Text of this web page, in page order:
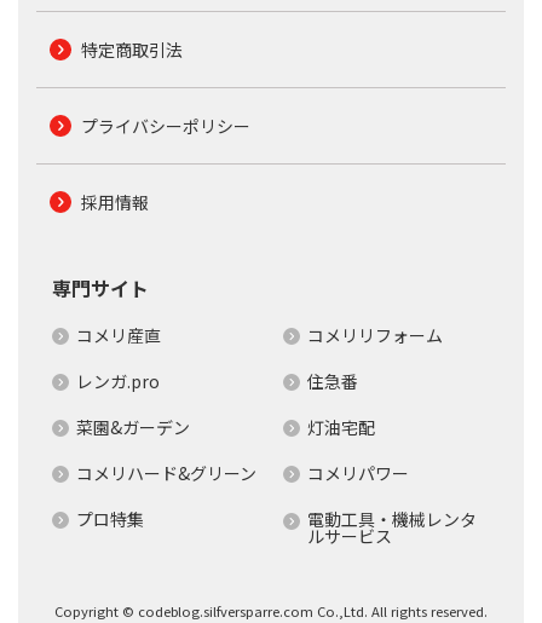
特定商取引法
プライバシーポリシー
採用情報
専門サイト
コメリ産直
コメリリフォーム
レンガ.pro
住急番
菜園&ガーデン
灯油宅配
コメリハード&グリーン
コメリパワー
プロ特集
電動工具・機械レンタ
ルサービス
Copyright © codeblog.silfversparre.com Co.,Ltd. All rights reserved.